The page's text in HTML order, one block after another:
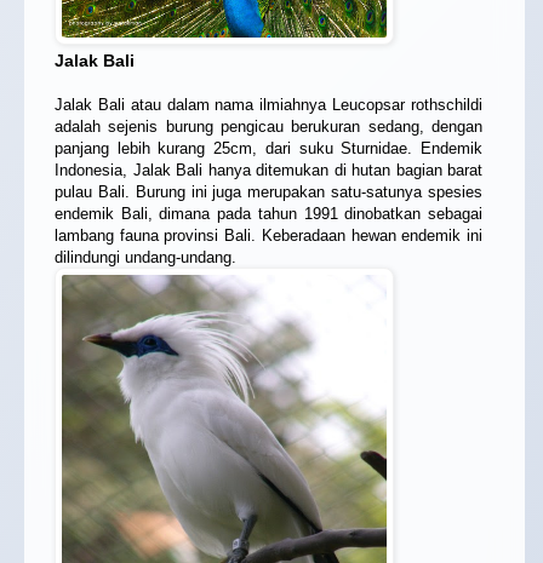
Jalak Bali
Jalak Bali atau dalam nama ilmiahnya Leucopsar rothschildi
adalah sejenis burung pengicau berukuran sedang, dengan
panjang lebih kurang 25cm, dari suku Sturnidae. Endemik
Indonesia, Jalak Bali hanya ditemukan di hutan bagian barat
pulau Bali. Burung ini juga merupakan satu-satunya spesies
endemik Bali, dimana pada tahun 1991 dinobatkan sebagai
lambang fauna provinsi Bali. Keberadaan hewan endemik ini
dilindungi undang-undang.